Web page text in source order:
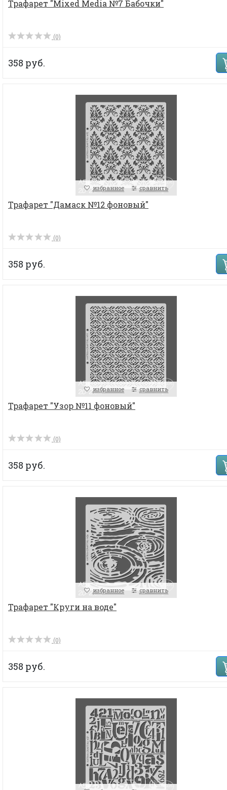
Трафарет "Mixed Media №7 Бабочки"
(0)
358 руб.
избранное сравнить
Трафарет "Дамаск №12 фоновый"
(0)
358 руб.
избранное сравнить
Трафарет "Узор №11 фоновый"
(0)
358 руб.
избранное сравнить
Трафарет "Круги на воде"
(0)
358 руб.